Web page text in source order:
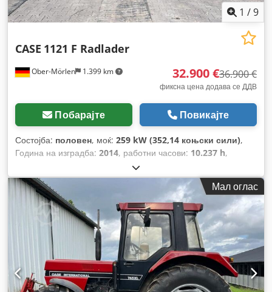
1 /9
Ober-Mörlen 1.399 km
CASE 1121 F Radlader
32.900 €36.900 €
фиксна цена додава се ДДВ
Побарајте Повикајте
Состојба: половен, моќ: 259 kW (352,14 коњски сили),
Година на изградба: 2014, работни часови: 10.237 h,
Мал оглас